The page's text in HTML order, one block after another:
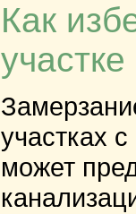
Как
участках
может